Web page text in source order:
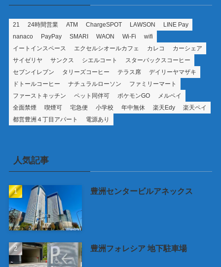
21 24時間営業 ATM ChargeSPOT LAWSON
LINE Pay
nanaco
PayPay SMARI WAON Wi-Fi
wifi
イートインスペース
エクセルシオールカフェ カレコ
カーシェア
サイゼリヤ
サンクス シエルコート
スターバックスコーヒー
セブンイレブン
タリーズコーヒー テラス席
デイリーヤマザキ
ドトールコーヒー
ナチュラルローソン
ファミリーマート
ファーストキッチン
ペット同伴可 ポケモンGO
メルペイ
全面禁煙
喫煙可 宅急便 小学校 年中無休 楽天Edy
楽天ペイ
都営豊洲４丁目アパート
電源あり
人気記事
豊洲センタービルアネックス
豊洲フォレシア 地下駐車場